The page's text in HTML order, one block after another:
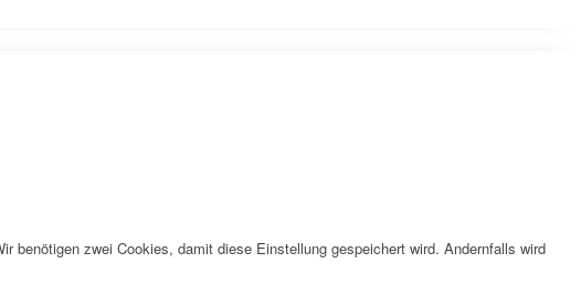
benötigen zwei Cookies, damit diese Einstellung gespeichert wird. Andernfalls wird